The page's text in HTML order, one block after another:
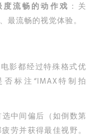
流畅的动作戏 ：关
最流畅的视觉体验。
影都经过特殊格式优
标注“IMAX特制拍
选中间偏后（如倒数第
劳并获得最佳视野。